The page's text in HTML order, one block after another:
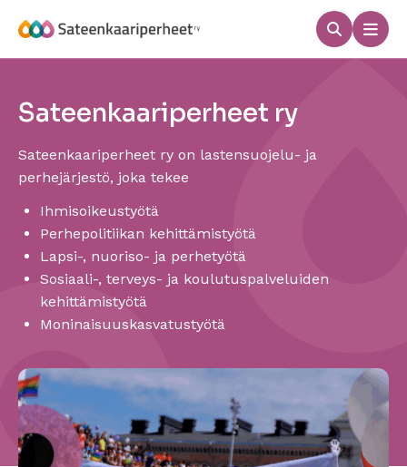
sisältöön
Haku
Sateenkaariperheet ry
Sateenkaariperheet ry on lastensuojelu- ja
perhejärjestö, joka tekee
Ihmisoikeustyötä
Perhepolitiikan kehittämistyötä
Lapsi-, nuoriso- ja perhetyötä
Sosiaali-, terveys- ja koulutuspalveluiden
kehittämistyötä
Moninaisuuskasvatustyötä